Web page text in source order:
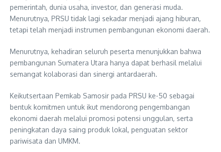
pemerintah, dunia usaha, investor, dan generasi muda.
Menurutnya, PRSU tidak lagi sekadar menjadi ajang hiburan,
tetapi telah menjadi instrumen pembangunan ekonomi daerah.
Menurutnya, kehadiran seluruh peserta menunjukkan bahwa
pembangunan Sumatera Utara hanya dapat berhasil melalui
semangat kolaborasi dan sinergi antardaerah.
Keikutsertaan Pemkab Samosir pada PRSU ke-50 sebagai
bentuk komitmen untuk ikut mendorong pengembangan
ekonomi daerah melalui promosi potensi unggulan, serta
peningkatan daya saing produk lokal, penguatan sektor
pariwisata dan UMKM.